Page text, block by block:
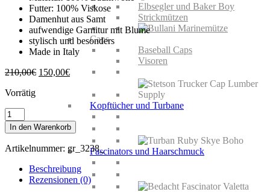
Elbsegler und Baker Boy
Strickmützen
Caps
Baseball Caps
Visoren
Kopftücher und Turbane
Fascinators und Haarschmuck
Futter: 100% Viskose
Damenhut aus Samt
aufwendige Garnitur mit Blume
stylisch und besonders
Made in Italy
210,00€ Ursprünglicher
210,00€
150,00€Aktueller
150,00€.
Vorrätig
Grevi
Samthut
Menge
In den Warenkorb
Artikelnummer: gr_3238_
Beschreibung
Rezensionen (0)